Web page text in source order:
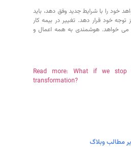
خود را با شرایط جدید وفق دهد، باید
خود قرار دهد. تغییر در بیمه کار
خواهد. هوشمندی به همه اعمال و
Read more: What if we stop
transformation?
مطالب وبلاگ